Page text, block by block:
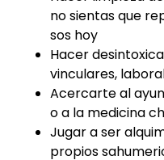
no sientas que
sos hoy
Hacer
vinculares,
Acercarte al
o a la medicina
Jugar a ser
propios